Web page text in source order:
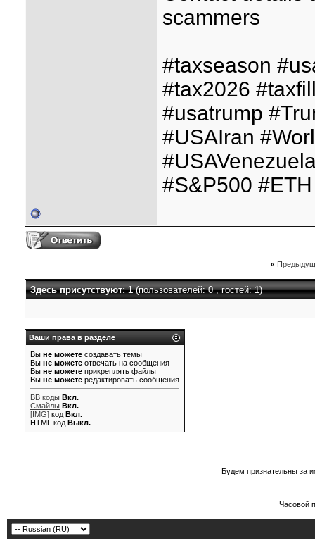
scammers
#taxseason
#tax2026
#usatrump
#USAIran
#S&P500
«
Здесь присутствуют: 1(пользователей: 0 , гостей: 1)
Ваши права в разделе
Вы не можете создавать темы
Вы не можете отвечать на сообщения
Вы не можете прикреплять файлы
Вы не можете редактировать сообщения
BB коды Вкл.
Смайлы Вкл.
[IMG] код Вкл.
HTML код Выкл.
Будем признательны за
Часовой